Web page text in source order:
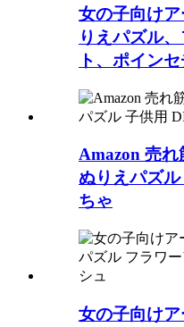
女の子向け
りえパズル
ト、ポイン
Amazon 売
ぬりえパズ
ちゃ
女の子向け